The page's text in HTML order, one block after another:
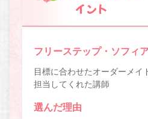
イント
フリーステップ・ソフィ
目標に合わせたオーダーメイ
担当してくれた講師
選んだ理由